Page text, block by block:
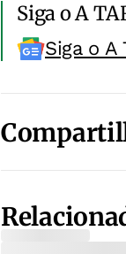
Siga o A
Siga o A